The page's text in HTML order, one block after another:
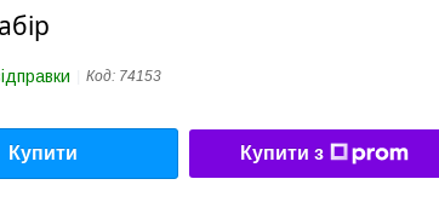
Код: 74153
Купити Купити з